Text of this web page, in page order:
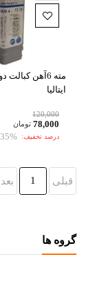
مته 6آهن
ایتالیا
120,000
78,000 تومان
درصد تخفیف: 35%
قبلی 1
گروه ها